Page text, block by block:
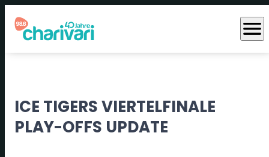
menu
ICE TIGERS VIERTELFINALE
PLAY-OFFS UPDATE